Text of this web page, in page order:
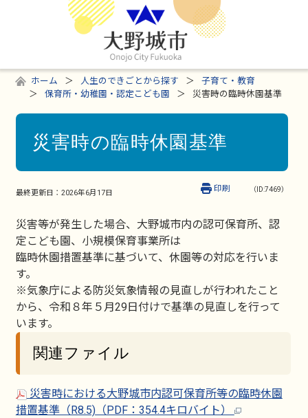
ホーム 人生のできごとから探す
子育て・教育
保育所・幼稚園・認定こども園
災害時の臨時休園基準
災害時の臨時休園基準
最終更新日： 2026年6月17日 （ID:7469）
印刷
災害等が発生した場合、大野城市内の認可保育所、認
定こども園、小規模保育事業所は
臨時休園措置基準に基づいて、休園等の対応を行いま
す。
※気象庁による防災気象情報の見直しが行われたこと
から、令和８年５月29日付けで基準の見直しを行って
います。
関連ファイル
災害時における大野城市内認可保育所等の臨時休園
措置基準（R8.5)（PDF：354.4キロバイト）